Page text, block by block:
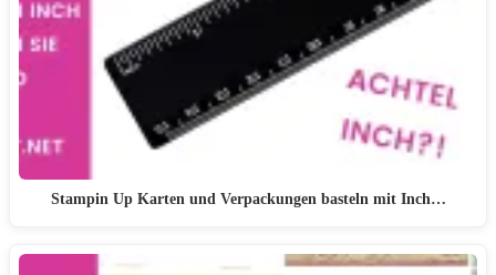
Stampin Up Karten und Verpackungen basteln mit Inch…